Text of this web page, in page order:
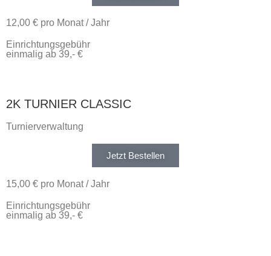
12,00 € pro Monat / Jahr
Einrichtungsgebühr
einmalig ab 39,- €
2K TURNIER CLASSIC
Turnierverwaltung
Jetzt Bestellen
15,00 € pro Monat / Jahr
Einrichtungsgebühr
einmalig ab 39,- €